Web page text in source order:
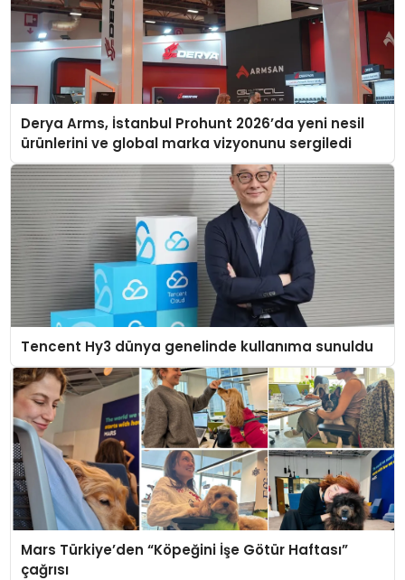
Derya Arms, İstanbul Prohunt 2026’da yeni nesil
ürünlerini ve global marka vizyonunu sergiledi
Tencent Hy3 dünya genelinde kullanıma sunuldu
Mars Türkiye’den “Köpeğini İşe Götür Haftası”
çağrısı